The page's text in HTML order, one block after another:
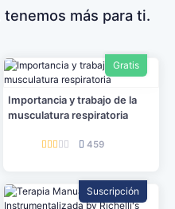
más para ti.
Gratis
Importancia y trabajo de la
musculatura respiratoria
459
Suscripción